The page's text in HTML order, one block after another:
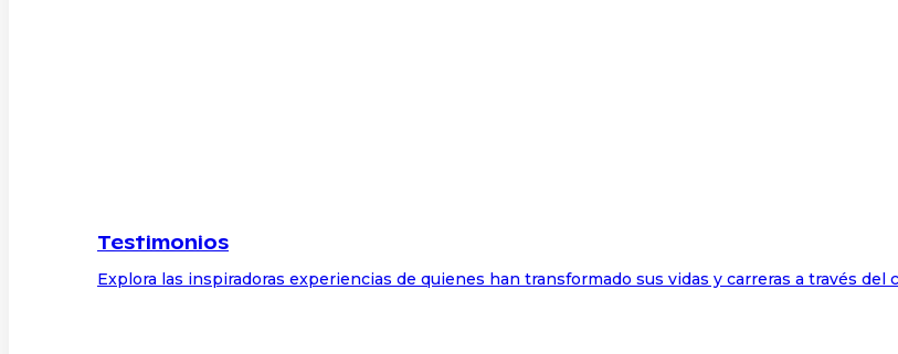
Testimonios
Explora las inspiradoras experiencias de quienes han transformado sus vidas y carreras a través del